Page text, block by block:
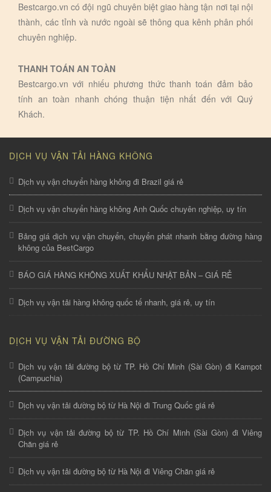
Bestcargo.vn có đội ngũ chuyên biệt giao hàng tận nơi tại nội
thành, các tỉnh và nước ngoài sẽ thông qua kênh phân phối
chuyên nghiệp.
THANH TOÁN AN TOÀN
Bestcargo.vn với nhiếu phương thức thanh toán đảm bảo
tính an toàn nhanh chóng thuận tiện nhất đến với Quý
Khách.
DỊCH VỤ VẬN TẢI HÀNG KHÔNG
Dịch vụ vận chuyển hàng không đi Brazil giá rẻ
Dịch vụ vận chuyển hàng không Anh Quốc chuyên nghiệp, uy tín
Bảng giá dịch vụ vận chuyển, chuyển phát nhanh bằng đường hàng
không của BestCargo
BÁO GIÁ HÀNG KHÔNG XUẤT KHẨU NHẬT BẢN – GIÁ RẺ
Dịch vụ vận tải hàng không quốc tế nhanh, giá rẻ, uy tín
DỊCH VỤ VẬN TẢI ĐƯỜNG BỘ
Dịch vụ vận tải đường bộ từ TP. Hồ Chí Minh (Sài Gòn) đi Kampot
(Campuchia)
Dịch vụ vận tải đường bộ từ Hà Nội đi Trung Quốc giá rẻ
Dịch vụ vận tải đường bộ từ TP. Hồ Chí Minh (Sài Gòn) đi Viêng
Chăn giá rẻ
Dịch vụ vận tải đường bộ từ Hà Nội đi Viêng Chăn giá rẻ